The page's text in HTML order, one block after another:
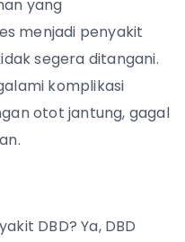
yang
menjadi penyakit
segera ditangani.
komplikasi
otot jantung, gagal
DBD? Ya, DBD